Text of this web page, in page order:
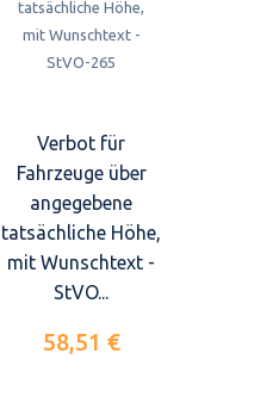
Verbot für
Fahrzeuge über
angegebene
tatsächliche Höhe,
mit Wunschtext -
StVO...
58,51 €